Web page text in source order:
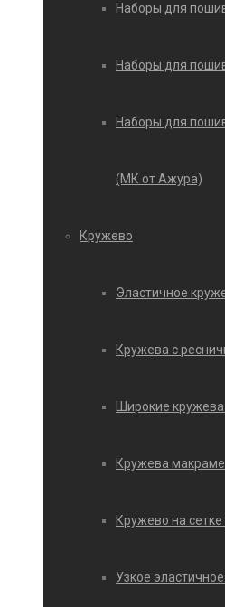
Наборы для
Наборы для
Наборы для
(МК от Ажура)
Кружево
Эластичное
Кружева с
Широкие
Кружева макраме
Кружево на
Узкое